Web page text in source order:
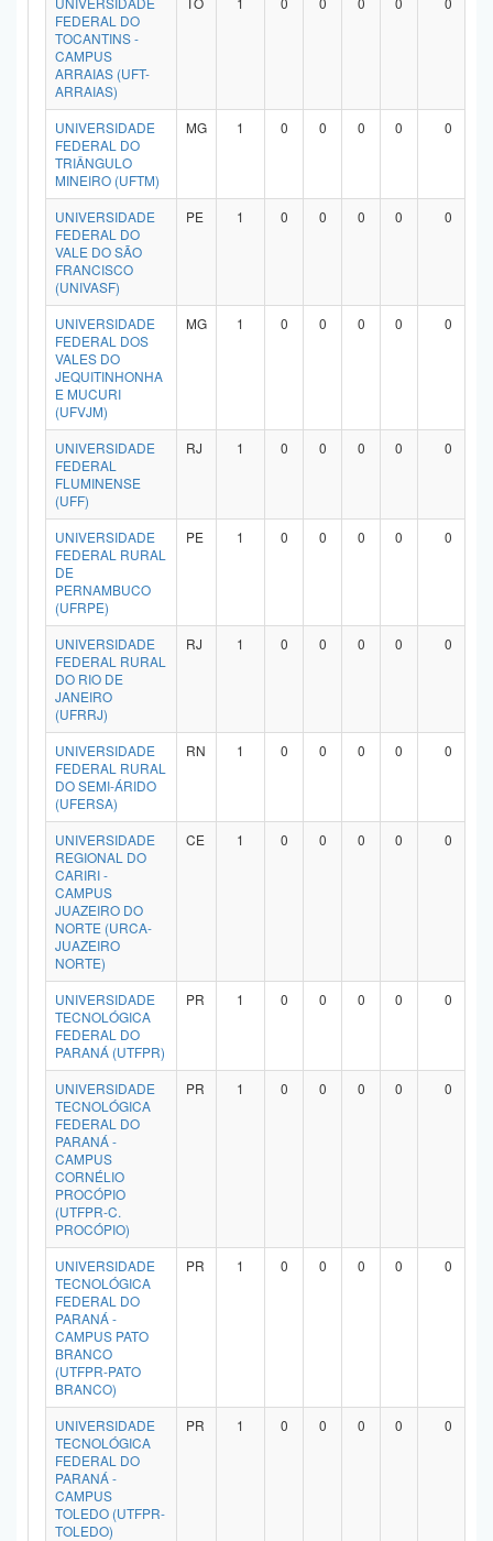
FEDERAL DO
TOCANTINS -
CAMPUS
ARRAIAS (UFT-
ARRAIAS)
UNIVERSIDADE
FEDERAL DO
TRIÂNGULO
MINEIRO (UFTM)
MG 1 0 0 0 0 0
UNIVERSIDADE
FEDERAL DO
VALE DO SÃO
FRANCISCO
(UNIVASF)
PE 1 0 0 0 0 0
UNIVERSIDADE
FEDERAL DOS
VALES DO
JEQUITINHONHA
E MUCURI
(UFVJM)
MG 1 0 0 0 0 0
UNIVERSIDADE
FEDERAL
FLUMINENSE
(UFF)
RJ 1 0 0 0 0 0
UNIVERSIDADE
FEDERAL RURAL
DE
PERNAMBUCO
(UFRPE)
PE 1 0 0 0 0 0
UNIVERSIDADE
FEDERAL RURAL
DO RIO DE
JANEIRO
(UFRRJ)
RJ 1 0 0 0 0 0
UNIVERSIDADE
FEDERAL RURAL
DO SEMI-ÁRIDO
(UFERSA)
RN 1 0 0 0 0 0
UNIVERSIDADE
REGIONAL DO
CARIRI -
CAMPUS
JUAZEIRO DO
NORTE (URCA-
JUAZEIRO
NORTE)
CE 1 0 0 0 0 0
UNIVERSIDADE
TECNOLÓGICA
FEDERAL DO
PARANÁ (UTFPR)
PR 1 0 0 0 0 0
UNIVERSIDADE
TECNOLÓGICA
FEDERAL DO
PARANÁ -
CAMPUS
CORNÉLIO
PROCÓPIO
(UTFPR-C.
PROCÓPIO)
PR 1 0 0 0 0 0
UNIVERSIDADE
TECNOLÓGICA
FEDERAL DO
PARANÁ -
CAMPUS PATO
BRANCO
(UTFPR-PATO
BRANCO)
PR 1 0 0 0 0 0
UNIVERSIDADE
TECNOLÓGICA
FEDERAL DO
PARANÁ -
CAMPUS
TOLEDO (UTFPR-
TOLEDO)
PR 1 0 0 0 0 0